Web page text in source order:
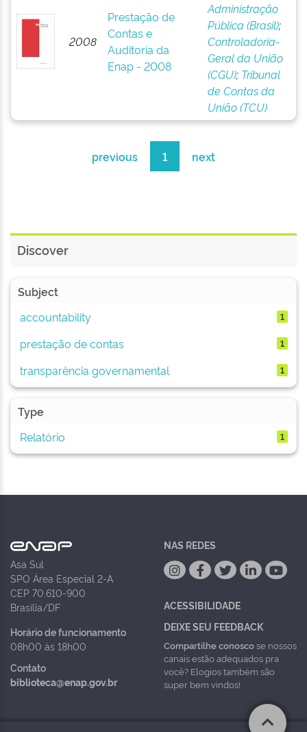
2008
Prestação de
Contas e
Auditoria da
Enap - 2008
Administração
Pública (Brasil);
Controladoria-
Geral da União
(CGU); Tribunal
de Contas da
União (TCU)
previous 1 next
Discover
Subject
accountability
1
prestação de contas 1
transparência governamental 1
Type
Relatório
1
Asa Sul
SPO Área Especial 2-A
CEP 70.610-900
Brasília/DF
Horário de funcionamento
08h00 às 18h00
Contato
biblioteca@enap.gov.br
NAS REDES
ACESSIBILIDADE
DEIXE SEU FEEDBACK
Compartilhe conoscose nossos
canais estão adequados pra
você? Elogios também são
super bem vindos!